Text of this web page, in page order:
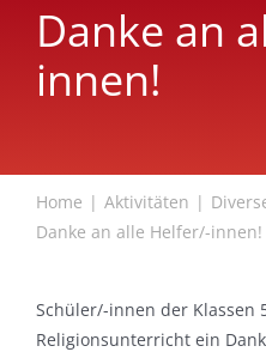
Danke an
innen!
Home Aktivitäten
Danke an alle Helfer/-innen!
Schüler/-innen der Klassen
Religionsunterricht ein